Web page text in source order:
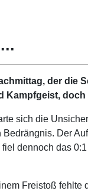
der
Kampfgeist,
sich die
Der
dennoch das
Freistoß